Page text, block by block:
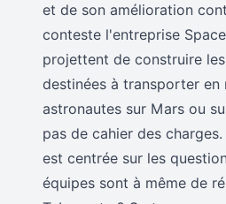
et de son amélioration
conteste l'entreprise
projettent de construire
destinées à transporter en
astronautes sur Mars ou
pas de cahier des
est centrée sur les
équipes sont à même de